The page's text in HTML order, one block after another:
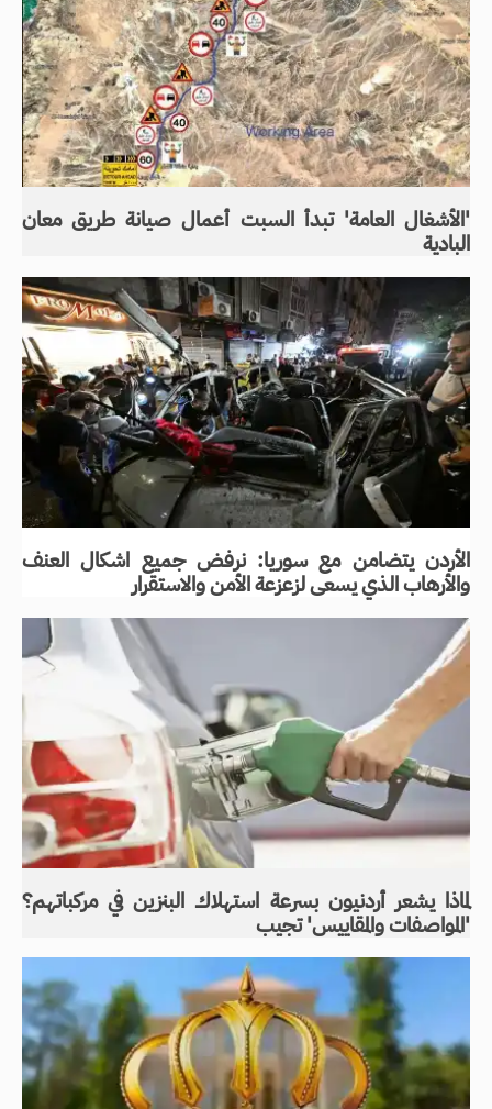
'الأشغال العامة' تبدأ السبت أعمال صيانة طريق معان
البادية
الأردن يتضامن مع سوريا: نرفض جميع اشكال العنف
والأرهاب الذي يسعى لزعزعة الأمن والاستقرار
لماذا يشعر أردنيون بسرعة استهلاك البنزين في مركباتهم؟
'المواصفات والمقاييس' تجيب